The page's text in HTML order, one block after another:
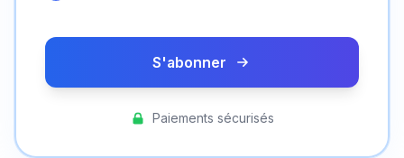
S'abonner
Paiements sécurisés